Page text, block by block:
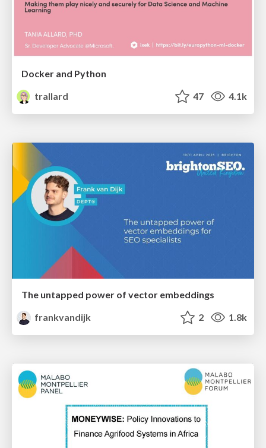
Docker and Python
trallard
47 4.1k
The untapped power of vector embeddings
frankvandijk
2 1.8k